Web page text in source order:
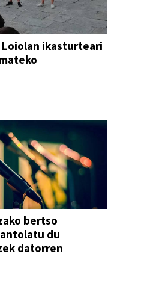
Loiolan ikasturteari
bertso
du
datorren